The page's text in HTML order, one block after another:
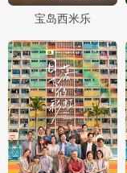
宝岛西米乐